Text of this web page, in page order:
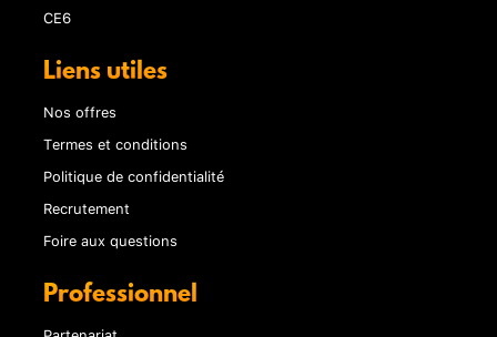
CE6
Liens utiles
Nos offres
Termes et conditions
Politique de confidentialité
Recrutement
Foire aux questions
Professionnel